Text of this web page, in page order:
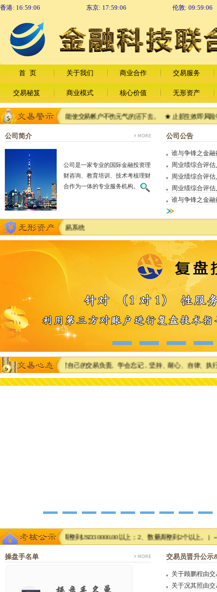
香港: 16:59:07 东京: 17:59:07 伦敦: 09:59:07
首 页 关于我们 商业合作 交易服务
交易秘笈 商业模式 核心价值 无形资产
淋漓，也能使交易帐户不伤元气的活下去。 ★ 止损生效即风险
公司简介
公司是一家专业的国际金融投资理
财咨询、教育培训、技术考核理财
合作为一体的专业服务机构。
公司公告
谁与争锋之金融衍
周业绩综合评估
周业绩综合评估
周业绩综合评估
谁与争锋之金融衍
1 4 5
惑）。 ★ 对自己的交易负责。学会忘记，坚持、耐心、自律、执
（1、金额调整到USD30000.00以上；2、数量调整到2个以上。）--6000
操盘手名单 交易员晋升公示
关于顾鹏程由
关于况其照由